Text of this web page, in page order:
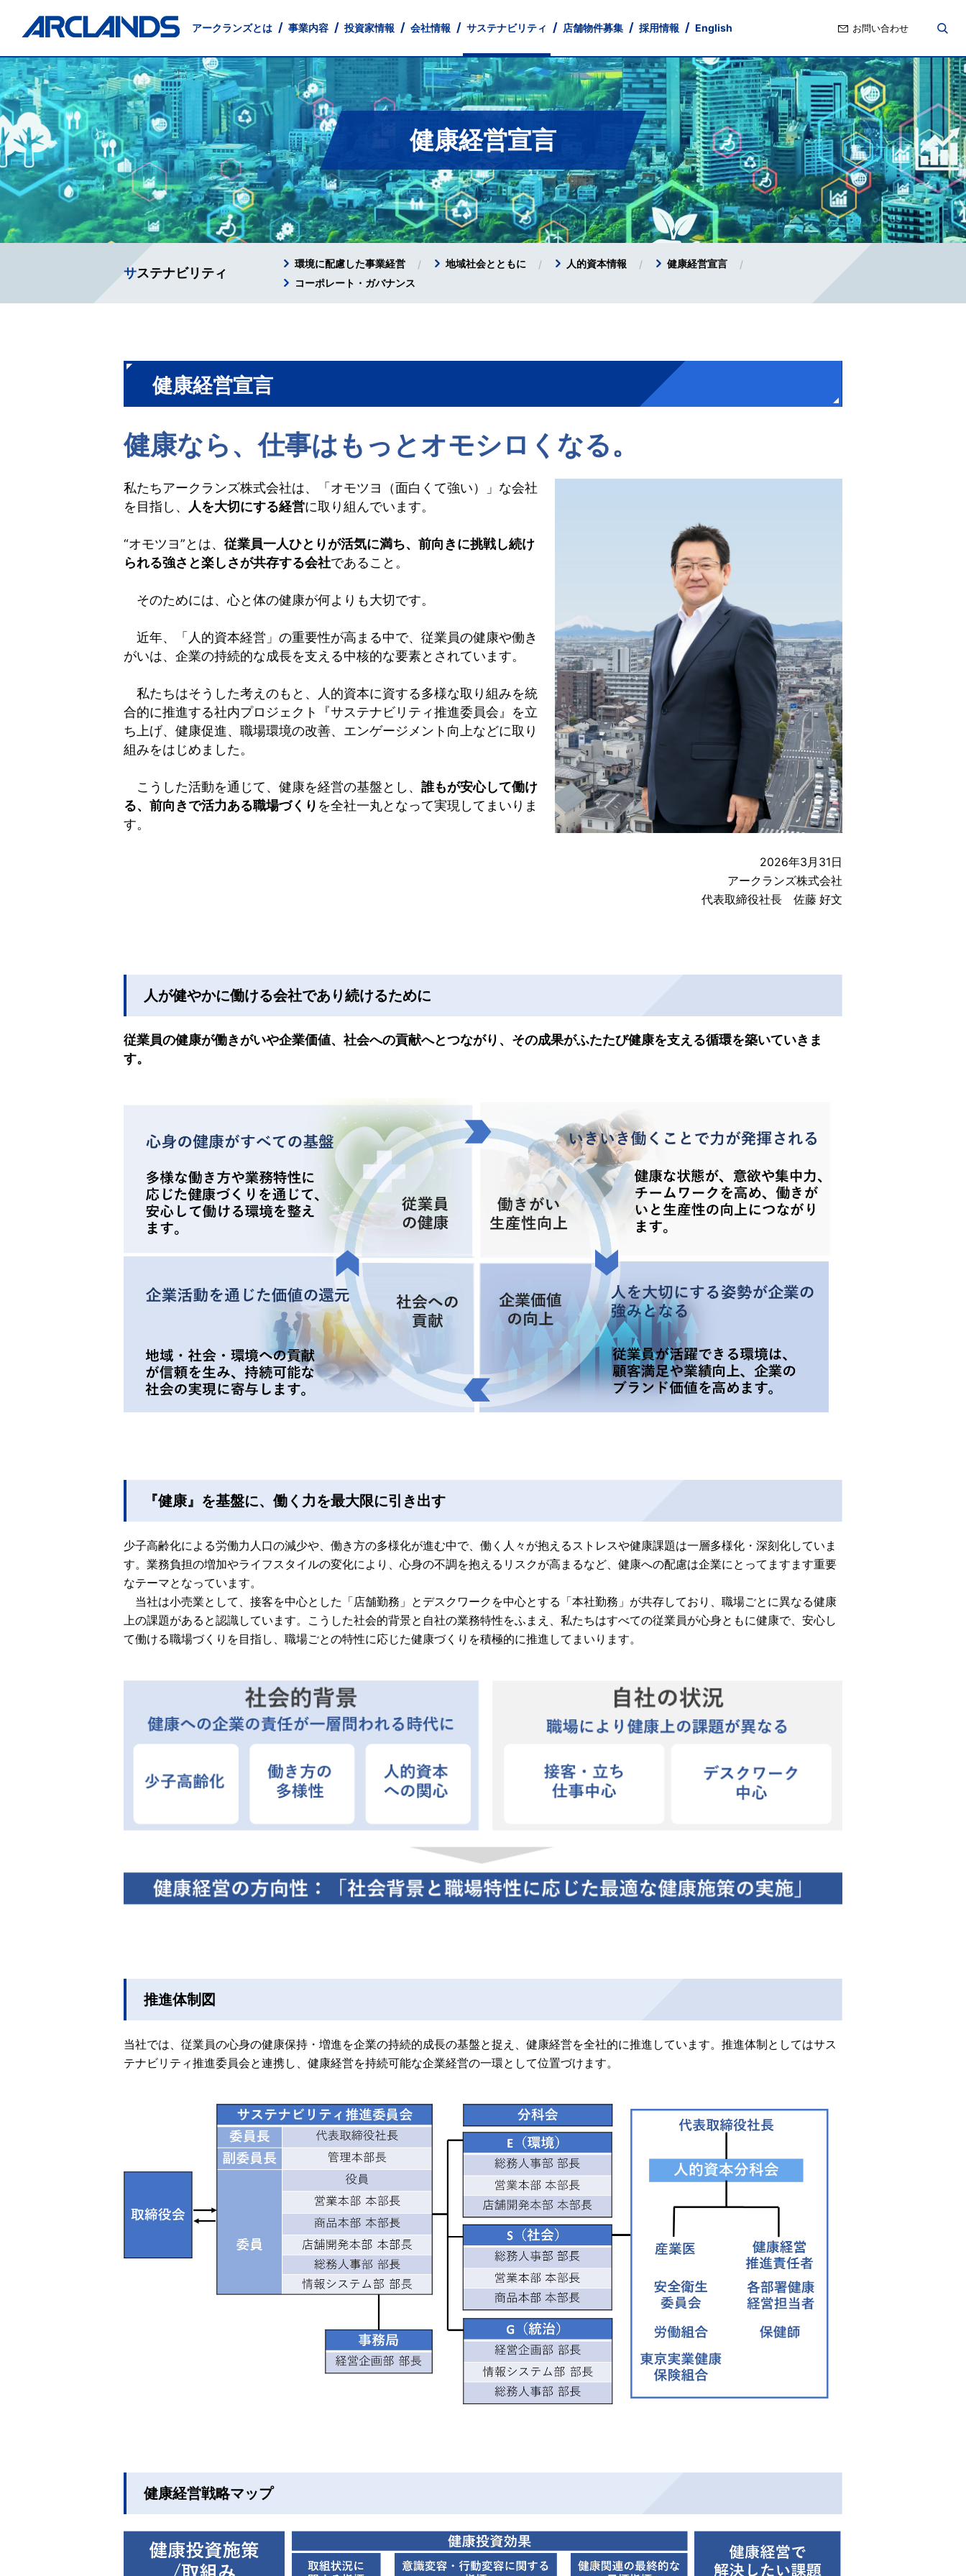
健康経営宣言
サステナビリティ
環境に配慮した事業経営 地域社会とともに 人的資本情報
健康経営宣言
コーポレート・ガバナンス
健康経営宣言
健康なら、仕事はもっとオモシロくなる。
私たちアークランズ株式会社は、「オモツヨ（面白くて強い）」な会社
を目指し、
人を大切にする経営に取り組んでいます。
“オモツヨ”とは、 従業員一人ひとりが活気に満ち、前向きに挑戦し続け
られる強さと楽しさが共存する会社であること。
そのためには、心と体の健康が何よりも大切です。
近年、「人的資本経営」の重要性が高まる中で、従業員の健康や働き
がいは、企業の持続的な成長を支える中核的な要素とされています。
私たちはそうした考えのもと、人的資本に資する多様な取り組みを統
合的に推進する社内プロジェクト『サステナビリティ推進委員会』を立
ち上げ、健康促進、職場環境の改善、エンゲージメント向上などに取り
組みをはじめました。
こうした活動を通じて、健康を経営の基盤とし、 誰もが安心して働け
る、前向きで活力ある職場づくり を全社一丸となって実現してまいりま
す。
2026年3月31日
アークランズ株式会社
代表取締役社長 佐藤 好文
人が健やかに働ける会社であり続けるために
従業員の健康が働きがいや企業価値、社会への貢献へとつながり、その成果がふたたび健康を支える循環を築いていきま
す。
『健康』を基盤に、働く力を最大限に引き出す
少子高齢化による労働力人口の減少や、働き方の多様化が進む中で、働く人々が抱えるストレスや健康課題は一層多様化・深刻化していま
す。業務負担の増加やライフスタイルの変化により、心身の不調を抱えるリスクが高まるなど、健康への配慮は企業にとってますます重要
なテーマとなっています。
当社は小売業として、接客を中心とした「店舗勤務」とデスクワークを中心とする「本社勤務」が共存しており、職場ごとに異なる健康
上の課題があると認識しています。こうした社会的背景と自社の業務特性をふまえ、私たちはすべての従業員が心身ともに健康で、安心し
て働ける職場づくりを目指し、職場ごとの特性に応じた健康づくりを積極的に推進してまいります。
推進体制図
当社では、従業員の心身の健康保持・増進を企業の持続的成長の基盤と捉え、健康経営を全社的に推進しています。推進体制としてはサス
テナビリティ推進委員会と連携し、健康経営を持続可能な企業経営の一環として位置づけます。
健康経営戦略マップ
お問い合わせ
アークランズとは
事業内容
小売事業 卸売事業 外食事業 フィットネス事業 不動産事業
事業内容
投資家情報
IRニュース 経営方針 業績・財務 IRライブラリ 株式情報 IRカレンダー IRポリシー
IRよくあるご質問
IRお問い合わせ
電子公告
投資家情報
会社情報
会社概要 沿革 交通アクセス 店舗ネットワーク 経営理念
会社情報
サステナビリティ
環境に配慮した事業経営 地域社会とともに 人的資本情報 健康経営宣言 コーポレート・ガバナンス
サステナビリティ
店舗物件募集
出店候補地募集 テナント募集
店舗物件募集
採用情報
新卒採用 インターンシップ 中途採用 パート・アルバイト採用
採用情報
English
Management Principles Company Profile Our Company IR Library Monthly Trend Stock Information
English